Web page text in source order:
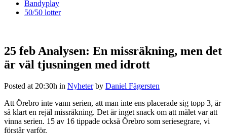
Bandyplay
50/50 lotter
25 feb Analysen: En missräkning, men det
är väl tjusningen med idrott
Posted at 20:30h in Nyheter by Daniel Fägersten
Att Örebro inte vann serien, att man inte ens placerade sig topp 3, är
så klart en rejäl missräkning. Det är inget snack om att målet var att
vinna serien. 15 av 16 tippade också Örebro som seriesegrare, vi
förstår varför.